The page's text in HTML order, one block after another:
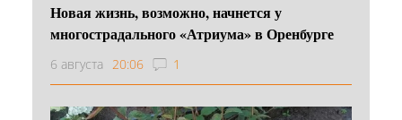
Новая жизнь, возможно, начнется у
многострадального «Атриума» в Оренбурге
6 августа 20:06 1